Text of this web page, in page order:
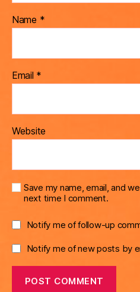
Name *
Email *
Website
Save my name, email, and
next time I comment.
Notify me of follow-up
Notify me of new posts by